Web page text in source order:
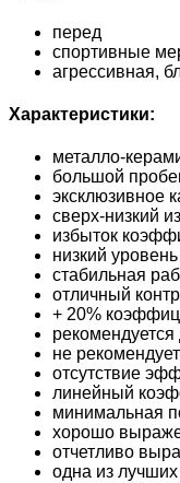
перед
спортивные
агрессивная,
Характеристики:
металло-
большой
эксклюзивное
сверх-низкий
избыток
низкий
стабильная
отличный
+ 20%
не
отсутствие
линейный
минимальная
хорошо
отчетливо
одна из